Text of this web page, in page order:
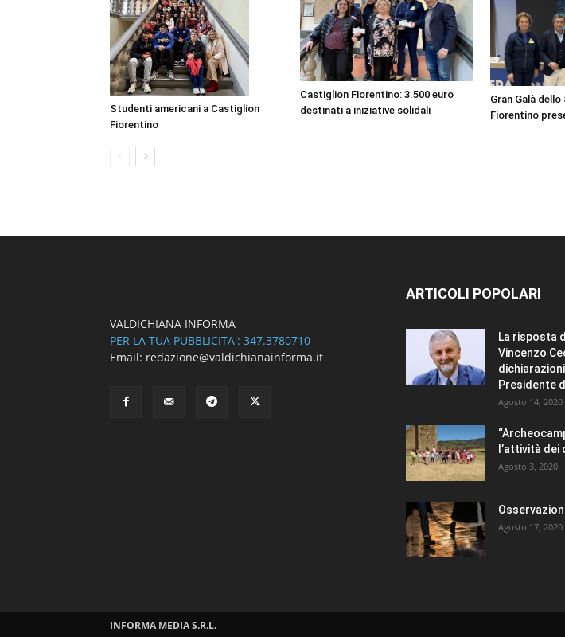
Studenti americani a Castiglion
Fiorentino
Castiglion Fiorentino: 3.500 euro
destinati a iniziative solidali
Gran Galà
Fiorentino
VALDICHIANA INFORMA
PER LA TUA PUBBLICITA': 347.3780710
Email: redazione@valdichianainforma.it
ARTICOLI POPOLARI
La risposta
Vincenzo
Presidente
Agosto 14, 2020
l’attività dei
Agosto 3, 2020
Agosto 17, 2020
INFORMA MEDIA S.R.L.